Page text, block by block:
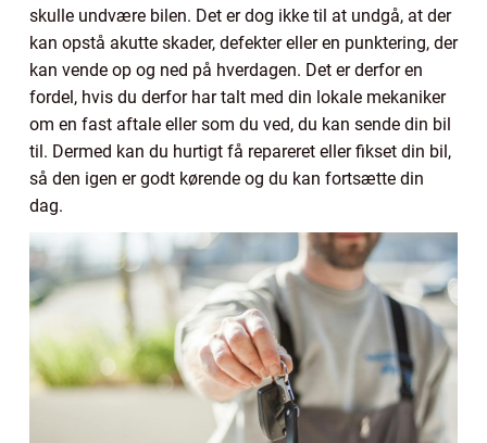
skulle undvære bilen. Det er dog ikke til at undgå, at der
kan opstå akutte skader, defekter eller en punktering, der
kan vende op og ned på hverdagen. Det er derfor en
fordel, hvis du derfor har talt med din lokale mekaniker
om en fast aftale eller som du ved, du kan sende din bil
til. Dermed kan du hurtigt få repareret eller fikset din bil,
så den igen er godt kørende og du kan fortsætte din
dag.